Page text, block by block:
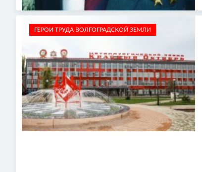
ГЕРОИ ТРУДА ВОЛГОГРАДСКОЙ ЗЕМЛИ